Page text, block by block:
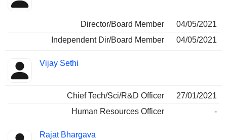
Director/Board Member
04/05/2021
Independent Dir/Board Member
04/05/2021
Vijay Sethi
Chief Tech/Sci/R&D Officer
27/01/2021
Human Resources Officer
-
Rajat Bhargava